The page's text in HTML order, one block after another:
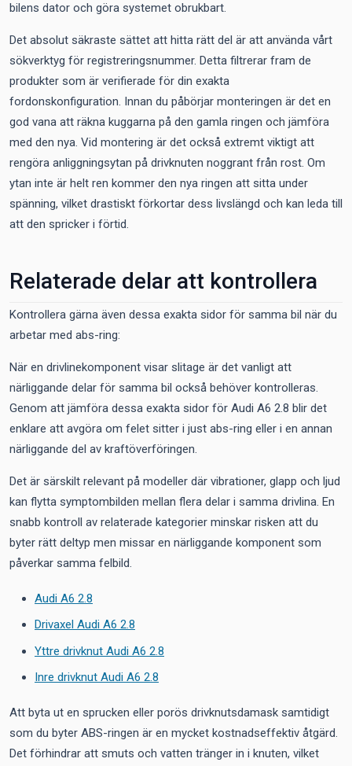
bilens dator och göra systemet obrukbart.
Det absolut säkraste sättet att hitta rätt del är att använda vårt
sökverktyg för registreringsnummer. Detta filtrerar fram de
produkter som är verifierade för din exakta
fordonskonfiguration. Innan du påbörjar monteringen är det en
god vana att räkna kuggarna på den gamla ringen och jämföra
med den nya. Vid montering är det också extremt viktigt att
rengöra anliggningsytan på drivknuten noggrant från rost. Om
ytan inte är helt ren kommer den nya ringen att sitta under
spänning, vilket drastiskt förkortar dess livslängd och kan leda till
att den spricker i förtid.
Relaterade delar att kontrollera
Kontrollera gärna även dessa exakta sidor för samma bil när du
arbetar med abs-ring:
När en drivlinekomponent visar slitage är det vanligt att
närliggande delar för samma bil också behöver kontrolleras.
Genom att jämföra dessa exakta sidor för Audi A6 2.8 blir det
enklare att avgöra om felet sitter i just abs-ring eller i en annan
närliggande del av kraftöverföringen.
Det är särskilt relevant på modeller där vibrationer, glapp och ljud
kan flytta symptombilden mellan flera delar i samma drivlina. En
snabb kontroll av relaterade kategorier minskar risken att du
byter rätt deltyp men missar en närliggande komponent som
påverkar samma felbild.
Audi A6 2.8
Drivaxel Audi A6 2.8
Yttre drivknut Audi A6 2.8
Inre drivknut Audi A6 2.8
Att byta ut en sprucken eller porös drivknutsdamask samtidigt
som du byter ABS-ringen är en mycket kostnadseffektiv åtgärd.
Det förhindrar att smuts och vatten tränger in i knuten, vilket